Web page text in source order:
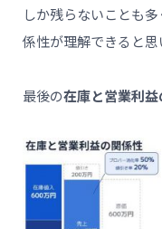
しか残らないことも
係性が理解できると思
最後の在庫と営業利